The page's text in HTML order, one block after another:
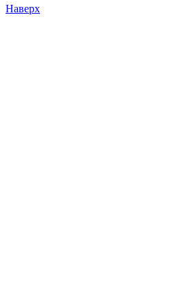
Наверх